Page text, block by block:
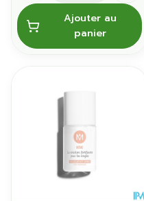
Ajouter au
panier